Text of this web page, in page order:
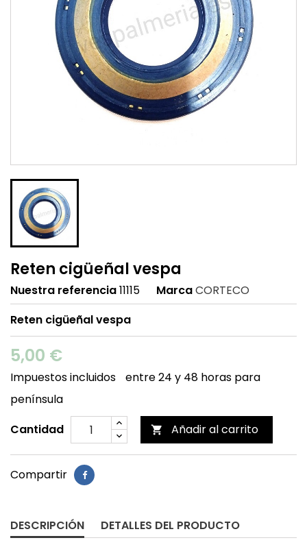
Reten cigüeñal vespa
Nuestra referencia11115 MarcaCORTECO
Reten cigüeñal vespa
5,00 €
Impuestos incluidos
entre 24 y 48 horas para
península
Cantidad
 Añadir al carrito
Compartir
DESCRIPCIÓN DETALLES DEL PRODUCTO